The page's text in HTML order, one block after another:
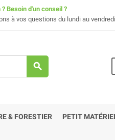
Besoin d'un conseil ?
à vos questions du lundi au
search
& FORESTIER PETIT